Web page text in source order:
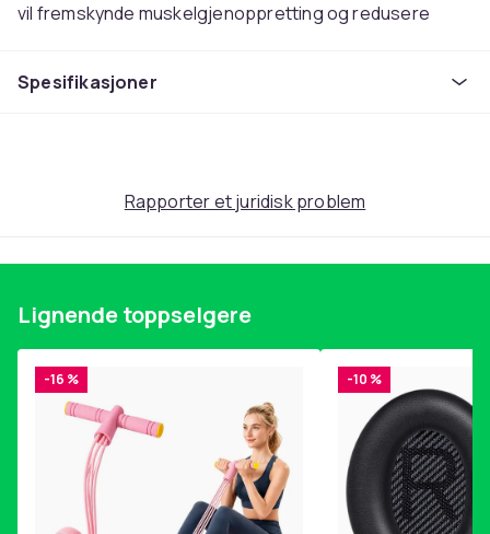
vil fremskynde muskelgjenoppretting og redusere
Andre trykkpunkter kan du bruke denne
etter sportsrelaterte skader eller belastninger, hjelper
Materiale: PVC
Størrelse: 15 * 6,5 cm
Farge: Sendt tilfeldig
Antall: 2 stk
MultiColor
Vekt, gram
Spesifikasjoner
Rapporter et juridisk problem
Lignende toppselgere
-16 % -10 %